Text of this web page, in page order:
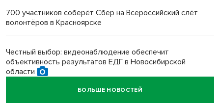
700 участников соберёт Сбер на Всероссийский слёт
волонтёров в Красноярске
Честный выбор: видеонаблюдение обеспечит
объективность результатов ЕДГ в Новосибирской
области
Кибертанки пошли в бой: «Ростелеком» объявляет
БОЛЬШЕ НОВОСТЕЙ